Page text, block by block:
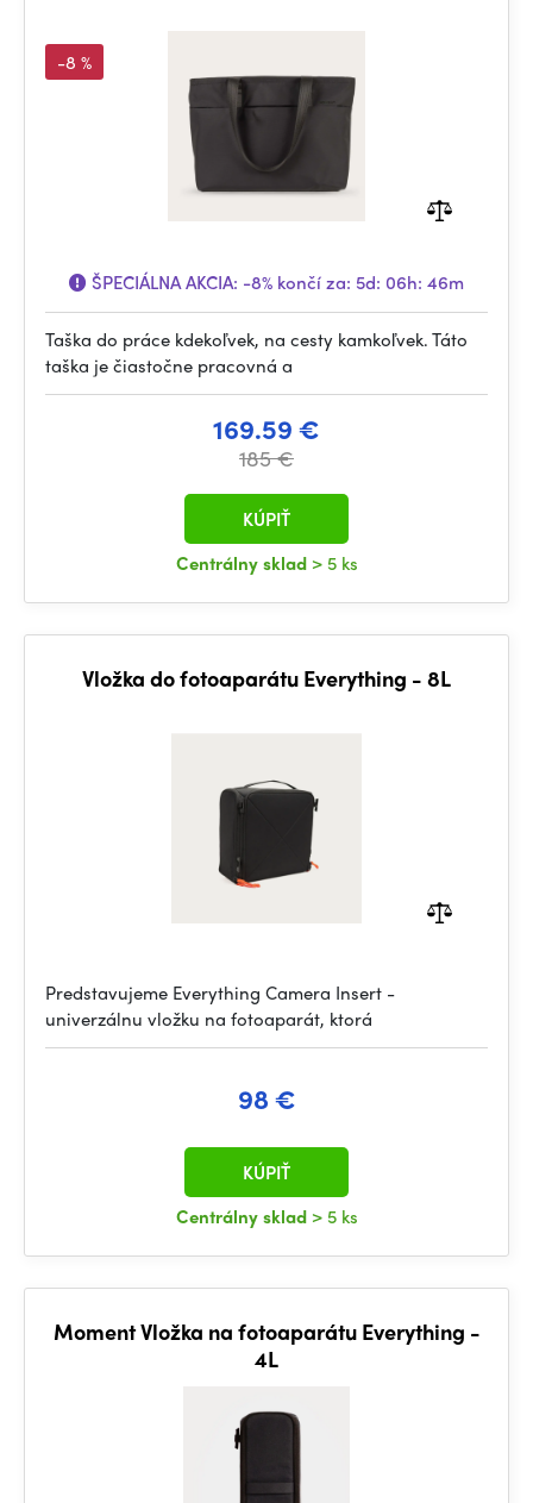
-8 %
ŠPECIÁLNA AKCIA: -8% končí za: 5d: 06h: 46m
Taška do práce kdekoľvek, na cesty kamkoľvek. Táto
taška je čiastočne pracovná a
169.59 €
185 €
Centrálny sklad > 5 ks
KÚPIŤ
Vložka do fotoaparátu Everything - 8L
Predstavujeme Everything Camera Insert -
univerzálnu vložku na fotoaparát, ktorá
98 €
Centrálny sklad > 5 ks
KÚPIŤ
Moment Vložka na fotoaparátu Everything -
4L